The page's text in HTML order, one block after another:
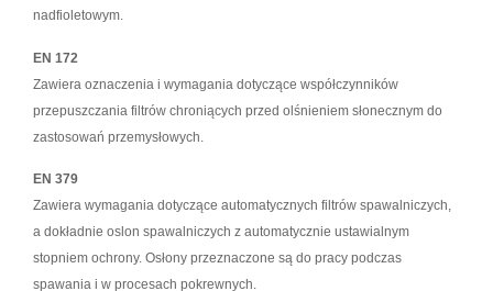
nadfioletowym.
EN 172
Zawiera oznaczenia i wymagania dotyczące współczynników
przepuszczania filtrów chroniących przed olśnieniem słonecznym do
zastosowań przemysłowych.
EN 379
Zawiera wymagania dotyczące automatycznych filtrów spawalniczych,
a dokładnie oslon spawalniczych z automatycznie ustawialnym
stopniem ochrony. Osłony przeznaczone są do pracy podczas
spawania i w procesach pokrewnych.